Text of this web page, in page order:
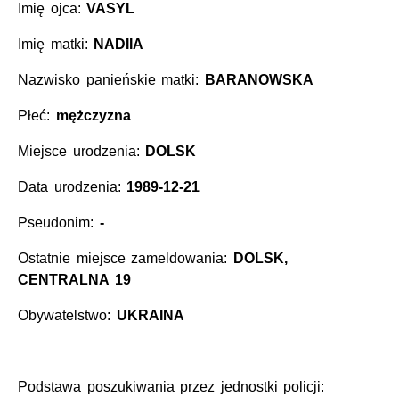
Imię ojca:VASYL
Imię matki: NADIIA
Nazwisko panieńskie matki: BARANOWSKA
Płeć: mężczyzna
Miejsce urodzenia: DOLSK
Data urodzenia: 1989-12-21
Pseudonim: -
Ostatnie miejsce zameldowania:
DOLSK,
CENTRALNA 19
Obywatelstwo: UKRAINA
Podstawa poszukiwania przez jednostki policji: